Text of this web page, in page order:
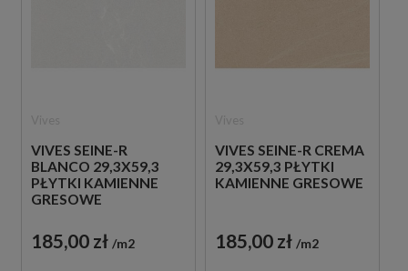
VIVES SEINE-R
BLANCO 29,3X59,3
PŁYTKI KAMIENNE
GRESOWE
185,00 zł m2
VIVES SEINE-R CREMA
29,3X59,3 PŁYTKI
KAMIENNE GRESOWE
185,00 zł m2